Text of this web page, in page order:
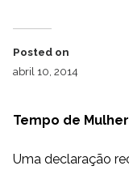
Posted on
abril 10, 2014
Tempo de
Uma declaração